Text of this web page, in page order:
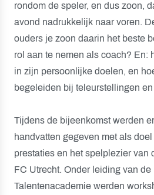
rondom de speler, en dus zoon,
avond nadrukkelijk naar voren.
ouders je zoon daarin het beste
rol aan te nemen als coach? En:
in zijn persoonlijke doelen, en
begeleiden bij teleurstellingen en
Tijdens de bijeenkomst werden
handvatten gegeven met als
prestaties en het spelplezier van
FC Utrecht. Onder leiding van
Talentenacademie werden